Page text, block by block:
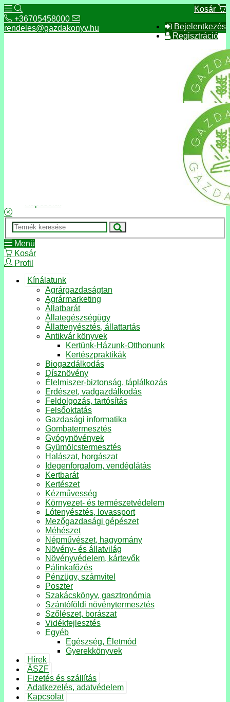
Kosár
Bejelentkezés
Regisztráció
+36705458000
rendeles@gazdakonyv.hu
Menü
Kosár
Profil
Kínálatunk
Agrárgazdaságtan
Agrármarketing
Állatbarát
Állategészségügy
Állattenyésztés, állattartás
Antikvár könyvek
Kertünk-Házunk-Otthonunk
Kertészpraktikák
Biogazdálkodás
Dísznövény
Élelmiszer-biztonság, táplálkozás
Erdészet, vadgazdálkodás
Feldolgozás, tartósítás
Felsőoktatás
Gazdasági informatika
Gombatermesztés
Gyógynövények
Gyümölcstermesztés
Halászat, horgászat
Idegenforgalom, vendéglátás
Kertbarát
Kertészet
Kézművesség
Környezet- és természetvédelem
Lótenyésztés, lovassport
Mezőgazdasági gépészet
Méhészet
Népművészet, hagyomány
Növény- és állatvilág
Növényvédelem, kártevők
Pálinkafőzés
Pénzügy, számvitel
Poszter
Szakácskönyv, gasztronómia
Szántóföldi növénytermesztés
Szőlészet, borászat
Vidékfejlesztés
Egyéb
Egészség, Életmód
Gyerekkönyvek
Hírek
ÁSZF
Fizetés és szállítás
Adatkezelés, adatvédelem
Kapcsolat